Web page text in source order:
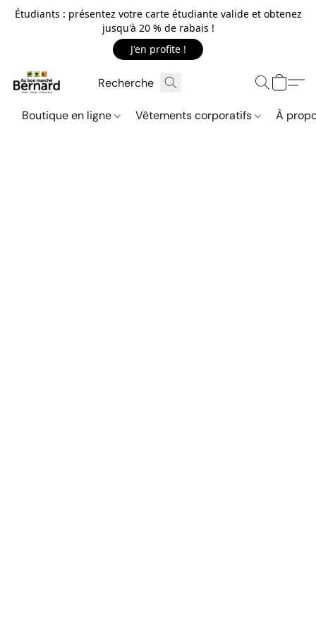
Étudiants : présentez votre carte étudiante valide et obtenez
jusqu'à 20 % de rabais !
J'en profite !
Boutique en ligne Vêtements corporatifs À